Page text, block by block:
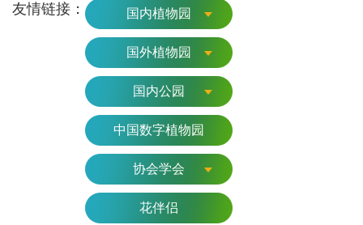
友情链接： 国内植物园
国外植物园
国内公园
中国数字植物园
协会学会
花伴侣